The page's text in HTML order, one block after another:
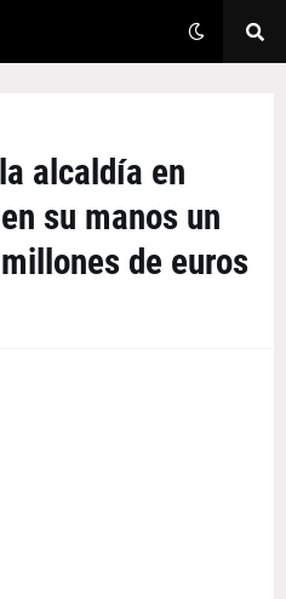
alcaldía en
su manos un
de euros